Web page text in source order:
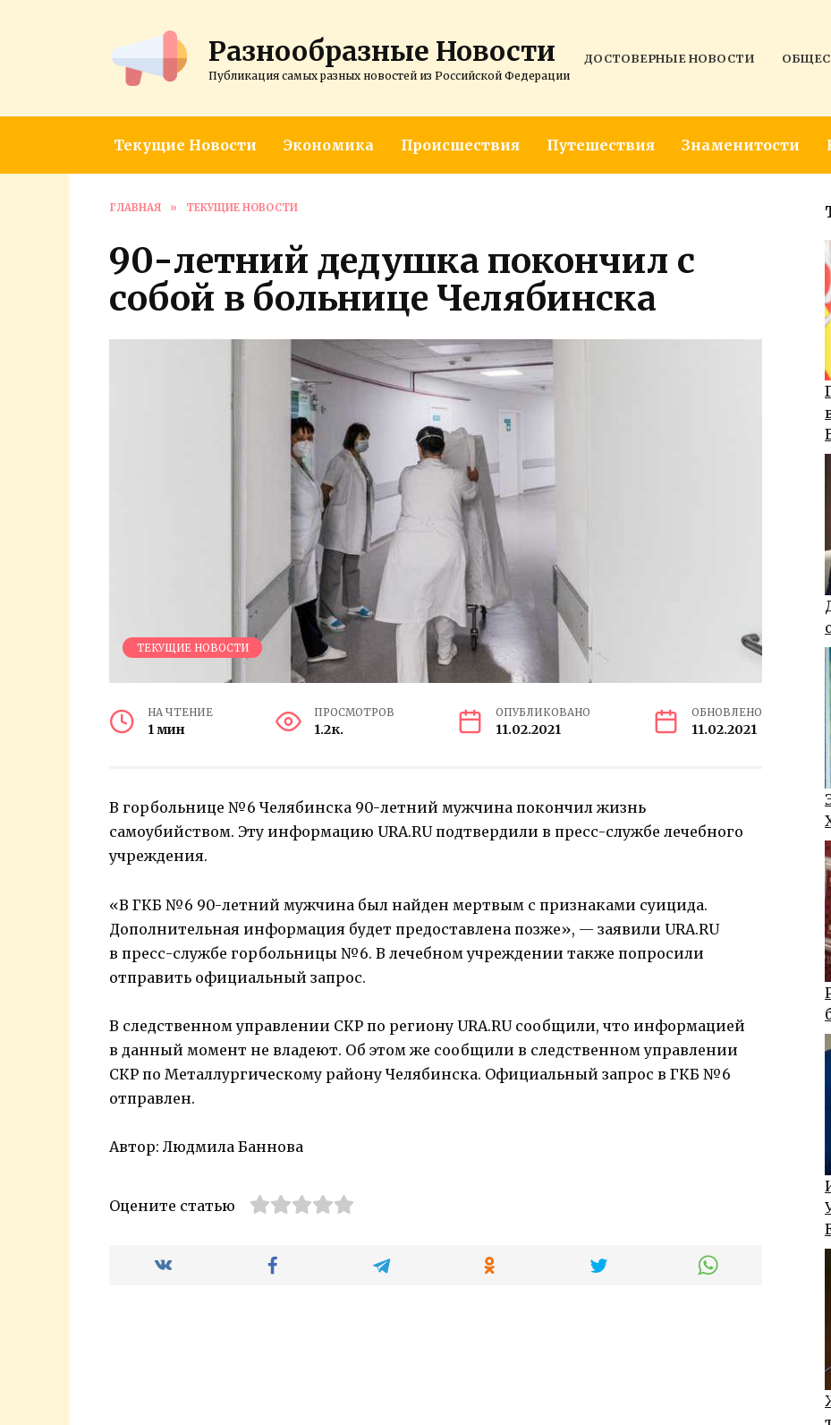
Разнообразные Новости
Публикация самых разных новостей из Российской Федерации
ДОСТОВЕРНЫЕ НОВОСТИ
Текущие Новости Экономика Происшествия Путешествия Знаменитости
ГЛАВНАЯ » ТЕКУЩИЕ НОВОСТИ
90-летний дедушка покончил с
собой в больнице Челябинска
ТЕКУЩИЕ НОВОСТИ
НА ЧТЕНИЕ
1 мин
ПРОСМОТРОВ
1.2к.
ОПУБЛИКОВАНО
11.02.2021
ОБНОВЛЕНО
11.02.2021
В горбольнице №6 Челябинска 90-летний мужчина покончил жизнь
самоубийством. Эту информацию URA.RU подтвердили в пресс-службе лечебного
учреждения.
«В ГКБ №6 90-летний мужчина был найден мертвым с признаками суицида.
Дополнительная информация будет предоставлена позже», — заявили URA.RU
в пресс-службе горбольницы №6. В лечебном учреждении также попросили
отправить официальный запрос.
В следственном управлении СКР по региону URA.RU сообщили, что информацией
в данный момент не владеют. Об этом же сообщили в следственном управлении
СКР по Металлургическому району Челябинска. Официальный запрос в ГКБ №6
отправлен.
Автор: Людмила Баннова
Оцените статью